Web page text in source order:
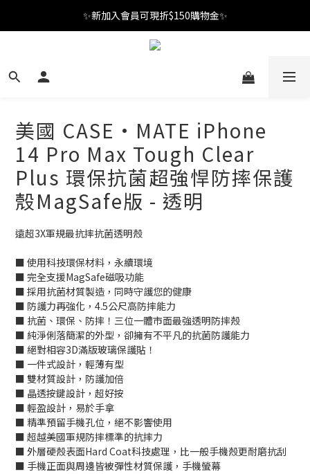
✨新加入會員可現折$150購物金✨
✨新加入會員可現折$150購物金✨
Welcome
美國 CASE·MATE iPhone
14 Pro Max Tough Clear
Plus 環保抗菌超強悍防摔保護
殼MagSafe版 - 透明
遠超3X軍規最抗摔抗菌透明殼
■ 使用科技環保材料，永續環境
■ 完全支援MagSafe磁吸功能
■ 採用抗菌材質製造，同時守護您的健康
■ 防護力再強化，4.5公尺高防摔能力
■ 抗菌、環保、防摔！三位一體市面最強透明防摔殼
■ 純淨俐落簡潔的外型，卻擁有不平凡的抗菌防護能力
■ 絕對相容3D滿版玻璃保護貼！
■ 一件式設計，輕薄有型
■ 雙材質設計，防護加倍
■ 晶透按鍵設計，超好按
■ 輕盈設計，易於手拿
■ 精準預留手機孔位，絕不影響使用
■ 超越美國軍規防摔標準的抗摔力
■ 外層硬殼表面Hard Coat科技處理，比一般手機殼更耐磨抗刮
■ 手機正面與周邊皆被彈性材質保護，手機螢幕